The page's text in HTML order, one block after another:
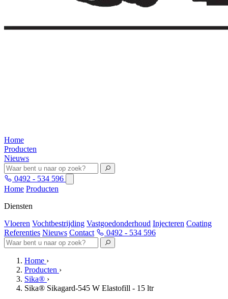
Home
Producten
Nieuws
0492 - 534 596
Home Producten
Diensten
Vloeren Vochtbestrijding Vastgoedonderhoud Injecteren Coating
Referenties Nieuws Contact 0492 - 534 596
Home ›
Producten ›
Sika® ›
Sika® Sikagard-545 W Elastofill - 15 ltr